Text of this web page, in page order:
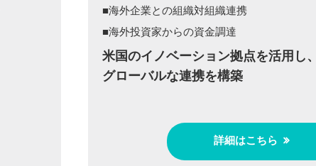
■海外企業との組織対組織連携
■海外投資家からの資金調達
米国のイノベーション拠点を活用し、
グローバルな連携を構築
詳細はこちら